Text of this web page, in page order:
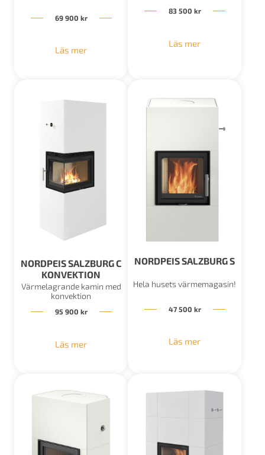
69 900 kr
Läs mer
83 500 kr
Läs mer
NORDPEIS SALZBURG C
KONVEKTION
Värmelagrande kamin med
konvektion
95 900 kr
Läs mer
NORDPEIS SALZBURG S
Hela husets värmemagasin!
47 500 kr
Läs mer